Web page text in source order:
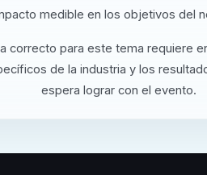
medible en los objetivos del
correcto para este tema requiere
de la industria y los
espera lograr con el evento.